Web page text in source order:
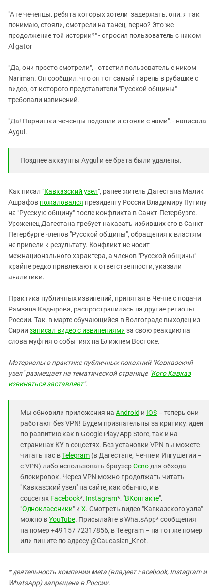
"А те чеченцы, ребята которых хотели задержать, они, я так
понимаю, стояли, смотрели на танец, верно? Это же
продолжение той истории?" - спросил пользователь с ником
Aligator
"Да, они просто смотрели", - ответил пользователь с ником
Nariman. Он сообщил, что он тот самый парень в рубашке с
видео, от которого представители "Русской общины"
требовали извинений.
"Да! Парнишки-чеченцы подошли и стояли с нами", - написала
Aygul.
Позднее аккаунты Aygul и ее брата были удалены.
Как писал "Кавказский узел", ранее житель Дагестана Малик
Ашрафов пожаловался президенту России Владимиру Путину
на "Русскую общину" после конфликта в Санкт-Петербурге.
Уроженец Дагестана требует наказать избивших его в Санкт-
Петербурге членов "Русской общины", обращения к властям
не привели к результату. Конфликт не носит
межнационального характера, а членов "Русской общины"
крайне редко привлекают к ответственности, указали
аналитики.
Практика публичных извинений, принятая в Чечне с подачи
Рамзана Кадырова, распространилась на другие регионы
России. Так, в марте обучающийся в Волгограде выходец из
Сирии записал видео с извинениями за свою реакцию на
слова муфтия о событиях на Ближнем Востоке.
Материалы о практике публичных покаяний "Кавказский
узел" размещает на тематической странице "Кого Кавказ
извиняться заставляет".
Мы обновили приложения на Android и IOS – теперь они
работают без VPN! Будем признательны за критику, идеи
по развитию как в Google Play/App Store, так и на
страницах КУ в соцсетях. Без установки VPN вы можете
читать нас вTelegram (в Дагестане, Чечне и Ингушетии –
с VPN) либо использовать браузерCeno для обхода
блокировок. Через VPN можно продолжать читать
"Кавказский узел" на сайте, как обычно, и в
соцсетях Facebook*, Instagram*, "ВКонтакте",
"Одноклассники" и X. Смотреть видео "Кавказского узла"
можно вYouTube. Присылайте в WhatsApp* сообщения
на номер +49 157 72317856, в Telegram – на тот же номер
или пишите по адресу @Caucasian_Knot.
* деятельность компании Meta (владеет Facebook, Instagram и
WhatsApp) запрещена в России.